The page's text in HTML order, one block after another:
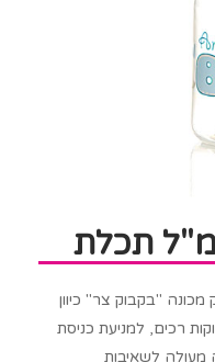
"בקבוק צר" כיוון
רכים, למניעת כניסת
מעולה לשאיבות